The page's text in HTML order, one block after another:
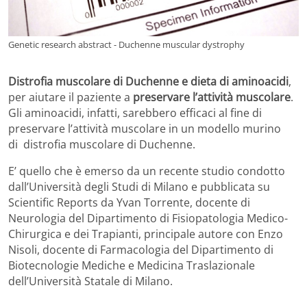
Genetic research abstract - Duchenne muscular dystrophy
Distrofia muscolare di Duchenne e dieta di aminoacidi,
per aiutare il paziente a preservare l’attività muscolare.
Gli aminoacidi, infatti, sarebbero efficaci al fine di
preservare l’attività muscolare in un modello murino
di distrofia muscolare di Duchenne.
E’ quello che è emerso da un recente studio condotto
dall’Università degli Studi di Milano e pubblicata su
Scientific Reports da Yvan Torrente, docente di
Neurologia del Dipartimento di Fisiopatologia Medico-
Chirurgica e dei Trapianti, principale autore con Enzo
Nisoli, docente di Farmacologia del Dipartimento di
Biotecnologie Mediche e Medicina Traslazionale
dell’Università Statale di Milano.